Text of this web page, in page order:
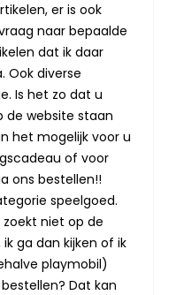
er is ook
naar bepaalde
dat ik daar
Ook diverse
Is het zo dat u
de website staan
het mogelijk voor u
of voor
ons bestellen!!
speelgoed.
niet op de
ga dan kijken of ik
playmobil)
Dat kan